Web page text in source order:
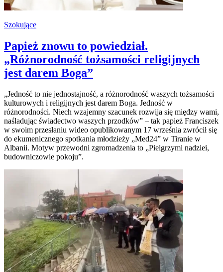
Szokujące
Papież znowu to powiedział.
„Różnorodność tożsamości religijnych
jest darem Boga”
„Jedność to nie jednostajność, a różnorodność waszych tożsamości
kulturowych i religijnych jest darem Boga. Jedność w
różnorodności. Niech wzajemny szacunek rozwija się między wami,
naśladując świadectwo waszych przodków” – tak papież Franciszek
w swoim przesłaniu wideo opublikowanym 17 września zwrócił się
do ekumenicznego spotkania młodzieży „Med24” w Tiranie w
Albanii. Motyw przewodni zgromadzenia to „Pielgrzymi nadziei,
budowniczowie pokoju”.